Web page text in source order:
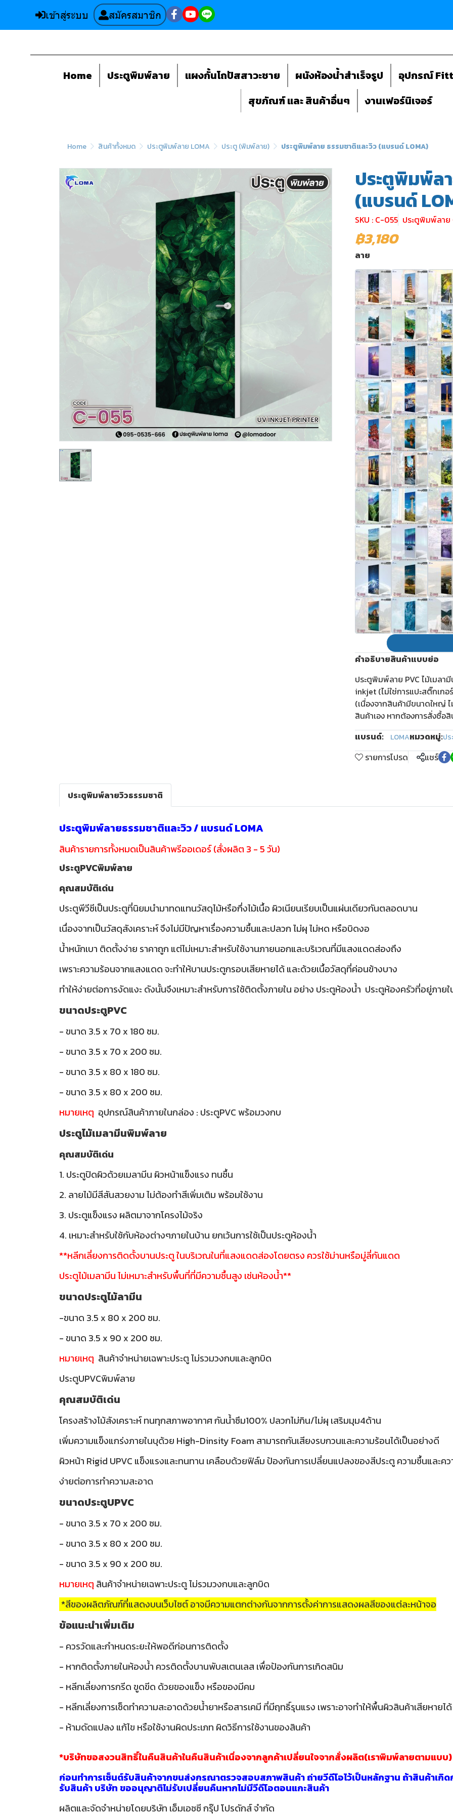
เข้าสู่ระบบ สมัครสมาชิก
Home ประตูพิมพ์ลาย แผงกั้นโถปัสสาวะชาย ผนังห้องน้ำสำเร็จรูป อุปกรณ์
สุขภัณฑ์ และ สินค้าอื่นๆ
งานเฟอร์นิเจอร์
Home สินค้าทั้งหมด ประตูพิมพ์ลาย LOMA ประตู (พิมพ์ลาย) ประตูพิมพ์ลาย ธรรมชาติและวิว (แบรนด์ LOMA)
ประตูพิมพ์ล
(แบรนด์
SKU : C-055 ประตูพิมพ์ลาย
฿3,180
ลาย
คำอธิบายสินค้าแบบย่อ
ประตูพิมพ์ลาย PVC ไม้เมลา
inkjet (ไม่ใช่การแปะสติ๊กเก
(เนื่องจากสินค้ามีขนาดใหญ่
สินค้าเอง หากต้องการสั่งซื้อ
แบรนด์:
LOMAหมวดหมู่:ป
รายการโปรด แชร์
ประตูพิมพ์ลายวิวธรรมชาติ
ประตูพิมพ์ลายธรรมชาติและวิว / แบรนด์ LOMA
สินค้ารายการทั้งหมดเป็นสินค้าพรีออเดอร์ (สั่งผลิต 3 - 5 วัน)
ประตูPVCพิมพ์ลาย
คุณสมบัติเด่น
ประตูพีวีซีเป็นประตูที่นิยมนำมาทดแทนวัสดุไม้หรือกึ่งไม้เนื้อ ผิวเนียนเรียบเป็นแผ่นเดียวกันตลอดบาน
เนื่องจากเป็นวัสดุสังเคราะห์ จึงไม่มีปัญหาเรื่องความชื้นและปลวก ไม่ผุ ไม่หด หรือบิดงอ
น้ำหนักเบา ติดตั้งง่าย ราคาถูก แต่ไม่เหมาะสำหรับใช้งานภายนอกและบริเวณที่มีแสงแดดส่องถึง
เพราะความร้อนจากแสงแดด จะทำให้บานประตูกรอบเสียหายได้ และด้วยเนื้อวัสดุที่ค่อนข้างบาง
ทำให้ง่ายต่อการงัดแงะ ดังนั้นจึงเหมาะสำหรับการใช้ติดตั้งภายใน อย่าง ประตูห้องน้ำ ประตูห้องครัวที่อยู่ภายใ
ขนาดประตูPVC
- ขนาด 3.5 x 70 x 180 ซม.
- ขนาด 3.5 x 70 x 200 ซม.
- ขนาด 3.5 x 80 x 180 ซม.
- ขนาด 3.5 x 80 x 200 ซม.
หมายเหตุ อุปกรณ์สินค้าภายในกล่อง : ประตูPVC พร้อมวงกบ
ประตูไม้เมลามีนพิมพ์ลาย
คุณสมบัติเด่น
1. ประตูปิดผิวด้วยเมลามีน ผิวหน้าแข็งแรง ทนชื้น
2. ลายไม้มีสีสันสวยงาม ไม่ต้องทำสีเพิ่มเติม พร้อมใช้งาน
3. ประตูแข็งแรง ผลิตมาจากโครงไม้จริง
4. เหมาะสำหรับใช้กับห้องต่างๆภายในบ้าน ยกเว้นการใช้เป็นประตูห้องน้ำ
**หลีกเลี่ยงการติดตั้งบานประตู ในบริเวณในที่แสงแดดส่องโดยตรง ควรใช้ม่านหรือมู่ลี่กันแดด
ประตูไม้เมลามีน ไม่เหมาะสำหรับพื้นที่ที่มีความชื้นสูง เช่นห้องน้ำ**
ขนาดประตูไม้ลามีน
-ขนาด 3.5 x 80 x 200 ซม.
- ขนาด 3.5 x 90 x 200 ซม.
หมายเหตุ สินค้าจำหน่ายเฉพาะประตู ไม่รวมวงกบและลูกบิด
ประตูUPVCพิมพ์ลาย
คุณสมบัติเด่น
โครงสร้างไม้สังเคราะห์ ทนทุกสภาพอากาศ กันน้ำซึม100% ปลวกไม่กิน/ไม่ผุ เสริมมุม4ด้าน
เพิ่มความแข็งแกร่งภายในบุด้วย High-Dinsity Foam สามารถกันเสียงรบกวนและความร้อนได้เป็นอย่างดี
ผิวหน้า Rigid UPVC แข็งแรงและทนทาน เคลือบด้วยฟิล์ม ป้องกันการเปลี่ยนแปลงของสีประตู ความชื้นและค
ง่ายต่อการทำความสะอาด
ขนาดประตูUPVC
- ขนาด 3.5 x 70 x 200 ซม.
- ขนาด 3.5 x 80 x 200 ซม.
- ขนาด 3.5 x 90 x 200 ซม.
หมายเหตุ สินค้าจำหน่ายเฉพาะประตู ไม่รวมวงกบและลูกบิด
*สีของผลิตภัณฑ์ที่แสดงบนเว็บไซต์ อาจมีความแตกต่างกันจากการตั้งค่าการแสดงผลสีของแต่ละหน้าจอ
ข้อแนะนำเพิ่มเติม
- ควรวัดและกำหนดระยะให้พอดีก่อนการติดตั้ง
- หากติดตั้งภายในห้องน้ำ ควรติดตั้งบานพับสเตนเลส เพื่อป้องกันการเกิดสนิม
- หลีกเลี่ยงการกรีด ขูดขีด ด้วยของแข็ง หรือของมีคม
- หลีกเลี่ยงการเช็ดทำความสะอาดด้วยน้ำยาหรือสารเคมี ที่มีฤทธิ์รุนแรง เพราะอาจทำให้พื้นผิวสินค้าเสียหายได้
- ห้ามดัดแปลง แก้ไข หรือใช้งานผิดประเภท ผิดวิธีการใช้งานของสินค้า
*บริษัทขอสงวนสิทธิ์ในคืนสินค้าในคืนสินค้าเนื่องจากลูกค้าเปลี่ยนใจจากสั่งผลิต(เราพิมพ์ลายตามแบบ)
ก่อนทำการเซ็นต์รับสินค้าจากขนส่งกรุณาตรวจสอบสภาพสินค้า ถ่ายวีดีโอไว้เป็นหลักฐาน ถ้าสินค้าเกิด
รับสินค้า บริษัท ขออนุญาติไม่รับเปลี่ยนคืนหากไม่มีวีดีโอตอนแกะสินค้า
ผลิตและจัดจำหน่ายโดยบริษัท เอ็มเอชซี กรุ๊ป โปรดักส์ จำกัด